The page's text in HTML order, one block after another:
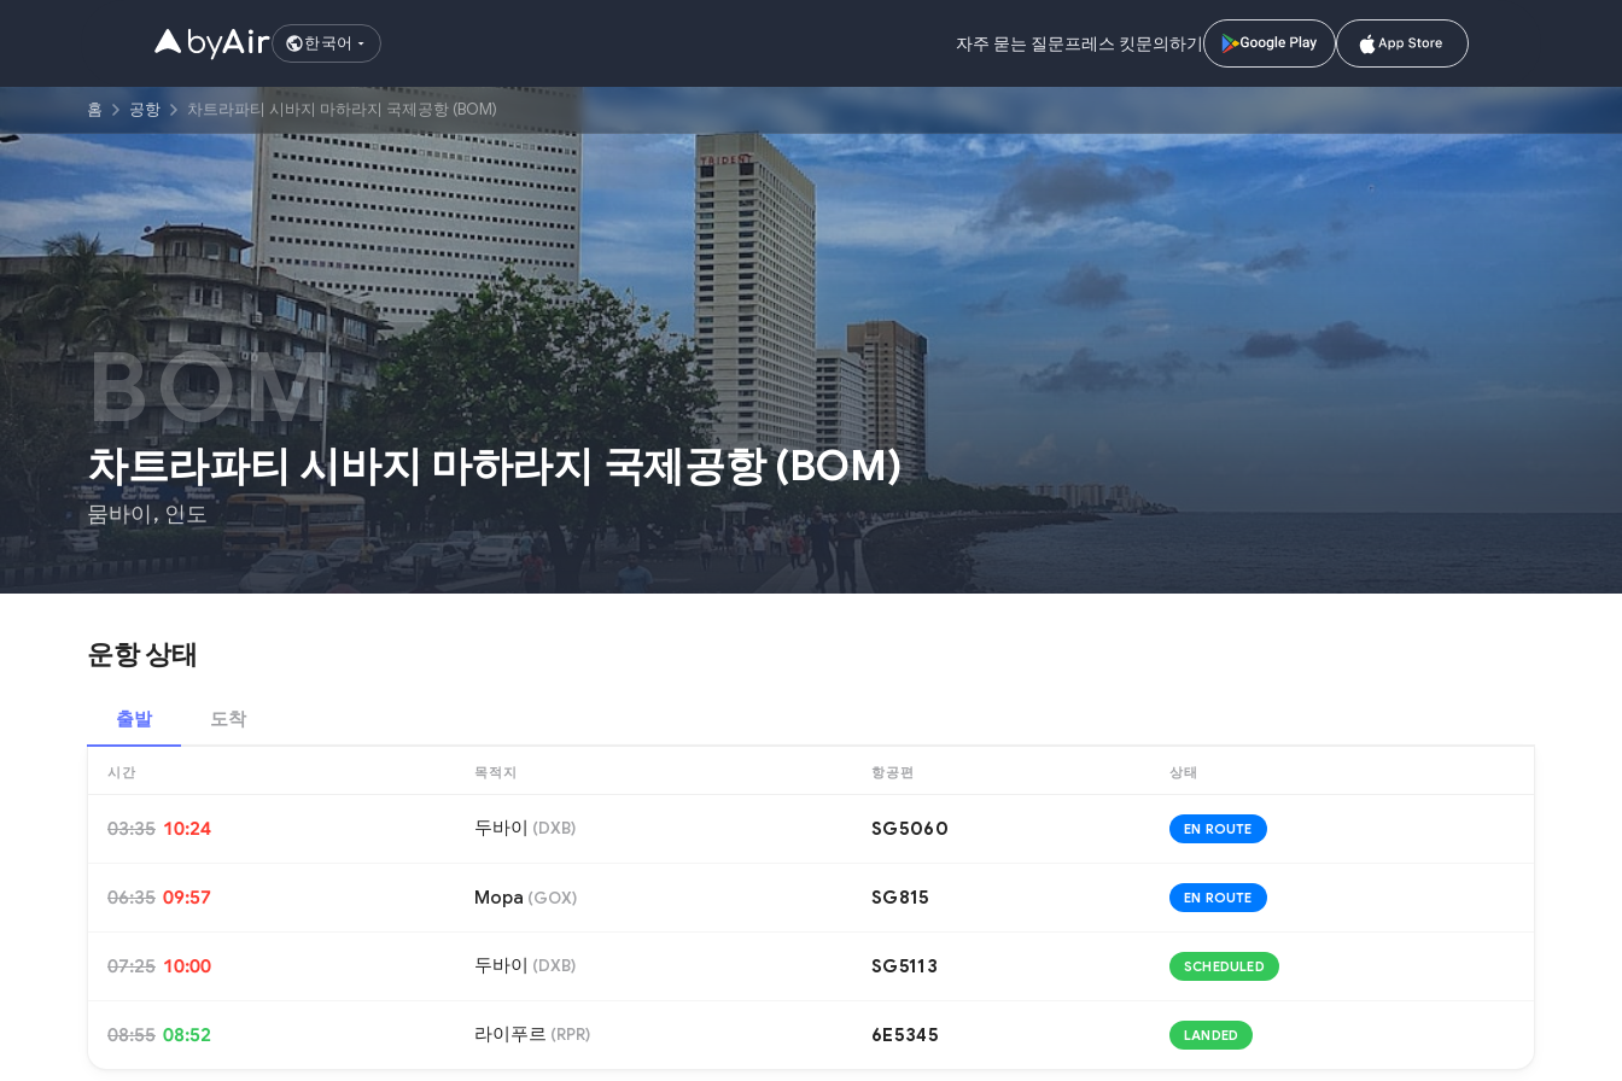
한국어 자주 묻는 질문프레스 킷문의하기
홈 공항 차트라파티 시바지 마하라지 국제공항 (BOM)
BOM
차트라파티 시바지 마하라지 국제공항(BOM)
뭄바이 , 인도
운항 상태
출발 도착
시간 목적지 항공편 상태
03:35 10:24 두바이 (DXB) SG5060 EN ROUTE
06:35 09:57 Mopa (GOX) SG815 EN ROUTE
07:25 10:00 두바이 (DXB) SG5113 SCHEDULED
08:55 08:52 라이푸르 (RPR) 6E5345 LANDED